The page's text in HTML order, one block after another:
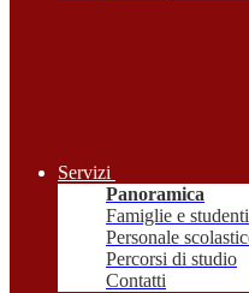
Servizi
Panoramica
Famiglie e studenti
Personale
Percorsi di studio
Contatti